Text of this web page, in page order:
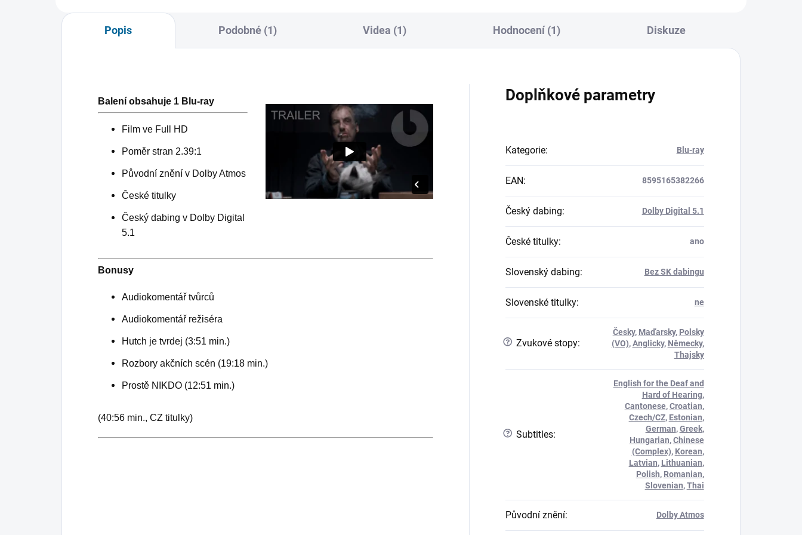
Popis Podobné (1) Videa (1) Hodnocení (1) Diskuze
Balení obsahuje 1 Blu-ray
Film ve Full HD
Poměr stran 2.39:1
Původní znění v Dolby Atmos
České titulky
Český dabing v Dolby Digital
5.1
Bonusy
Audiokomentář tvůrců
Audiokomentář režiséra
Hutch je tvrdej (3:51 min.)
Rozbory akčních scén (19:18 min.)
Prostě NIKDO (12:51 min.)
(40:56 min., CZ titulky)
Doplňkové parametry
Kategorie: Blu-ray
EAN: 8595165382266
Český dabing: Dolby Digital 5.1
České titulky: ano
Slovenský dabing: Bez SK dabingu
Slovenské titulky: ne
? Zvukové stopy:
Česky, Maďarsky, Polsky
(VO),Anglicky, Německy,
Thajsky
? Subtitles:
English for the Deaf and
Hard of Hearing,
Cantonese,Croatian,
Czech/CZ, Estonian,
German,Greek,
Hungarian,Chinese
(Complex), Korean,
Latvian, Lithuanian,
Polish, Romanian,
Slovenian,Thai
Původní znění: Dolby Atmos